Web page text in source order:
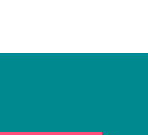
نخریدن کتاب